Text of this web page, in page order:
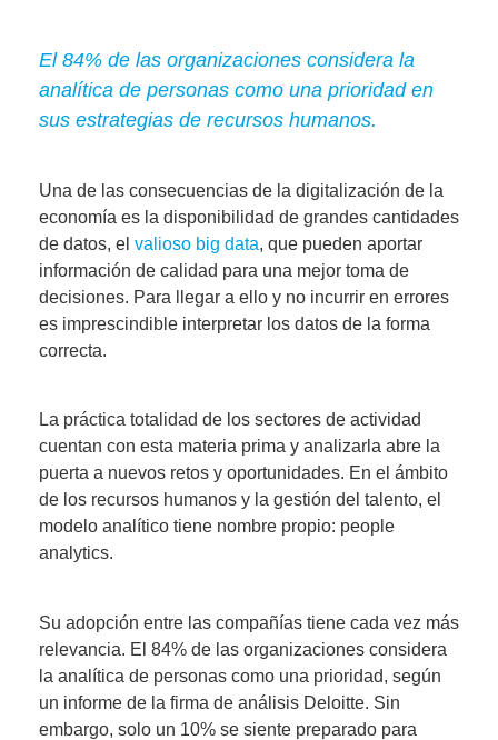
El 84% de las organizaciones considera la
analítica de personas como una prioridad en
sus estrategias de recursos humanos.
Una de las consecuencias de la digitalización de la
economía es la disponibilidad de grandes cantidades
de datos, el valioso big data, que pueden aportar
información de calidad para una mejor toma de
decisiones. Para llegar a ello y no incurrir en errores
es imprescindible interpretar los datos de la forma
correcta.
La práctica totalidad de los sectores de actividad
cuentan con esta materia prima y analizarla abre la
puerta a nuevos retos y oportunidades. En el ámbito
de los recursos humanos y la gestión del talento, el
modelo analítico tiene nombre propio: people
analytics.
Su adopción entre las compañías tiene cada vez más
relevancia. El 84% de las organizaciones considera
la analítica de personas como una prioridad, según
un informe de la firma de análisis Deloitte. Sin
embargo, solo un 10% se siente preparado para